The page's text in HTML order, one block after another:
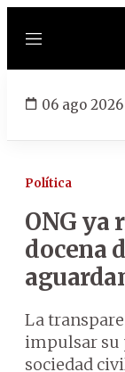
Menú
06 ago 2026
Política
ONG ya
docena
La
impulsar su
sociedad